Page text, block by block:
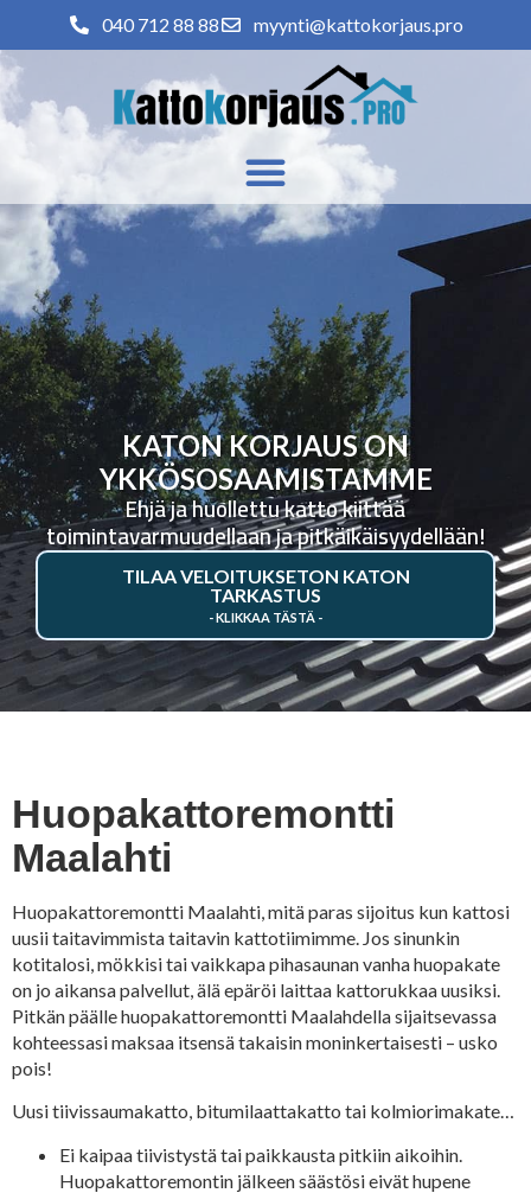
040 712 88 88 myynti@kattokorjaus.pro
KATON KORJAUS ON
YKKÖSOSAAMISTAMME
Ehjä ja huollettu katto kiittää
toimintavarmuudellaan ja pitkäikäisyydellään!
TILAA VELOITUKSETON KATON
TARKASTUS
Huopakattoremontti
Maalahti
Huopakattoremontti Maalahti, mitä paras sijoitus kun kattosi
uusii taitavimmista taitavin kattotiimimme. Jos sinunkin
kotitalosi, mökkisi tai vaikkapa pihasaunan vanha huopakate
on jo aikansa palvellut, älä epäröi laittaa kattorukkaa uusiksi.
Pitkän päälle huopakattoremontti Maalahdella sijaitsevassa
kohteessasi maksaa itsensä takaisin moninkertaisesti – usko
pois!
Uusi tiivissaumakatto, bitumilaattakatto tai kolmiorimakate…
Ei kaipaa tiivistystä tai paikkausta pitkiin aikoihin.
Huopakattoremontin jälkeen säästösi eivät hupene